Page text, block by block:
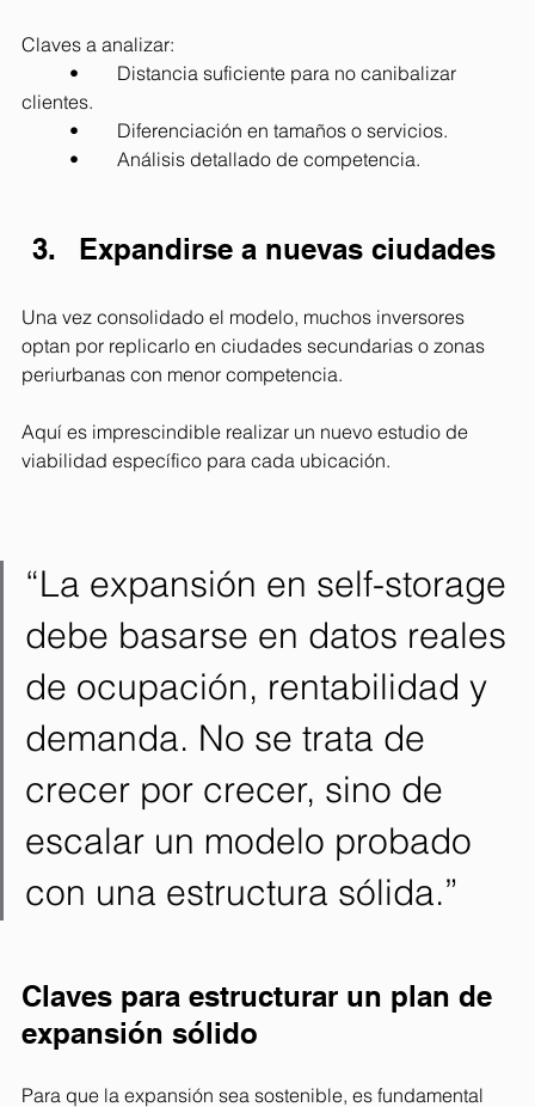
Claves a analizar:
clientes.
	•	Diferenciación en tamaños o servicios.
	•	Análisis detallado de competencia.
Expandirse a nuevas ciudades
Una vez consolidado el modelo, muchos inversores
optan por replicarlo en ciudades secundarias o zonas
periurbanas con menor competencia.
Aquí es imprescindible realizar un nuevo estudio de
viabilidad específico para cada ubicación.
“La expansión en self-storage
debe basarse en datos reales
de ocupación, rentabilidad y
demanda. No se trata de
crecer por crecer, sino de
escalar un modelo probado
con una estructura sólida.”
Claves para estructurar un plan de
expansión sólido
Para que la expansión sea sostenible, es fundamental